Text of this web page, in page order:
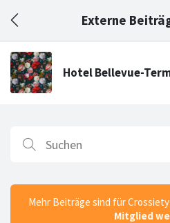
Externe
Mehr Beiträge sind für
Mitglied